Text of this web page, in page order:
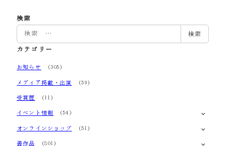
の
ペ
ー
ジ
検索
索
検索
カテゴリー
お知らせ (305)
メディア掲載・出演 (59)
受賞歴 (11)
イベント情報 (54)
オンラインショップ (51)
書作品 (801)